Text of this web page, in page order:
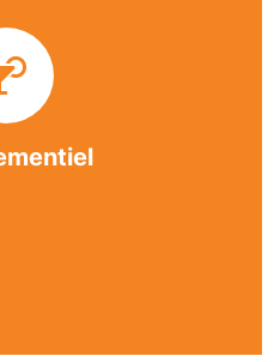
innovantes et
des manifestations,
et assemblées